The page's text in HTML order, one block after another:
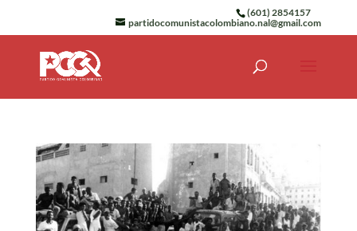
(601) 2854157
partidocomunistacolombiano.nal@gmail.com